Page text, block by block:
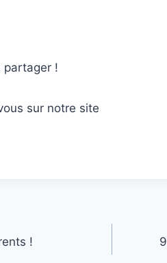
partager !
sur notre site
!